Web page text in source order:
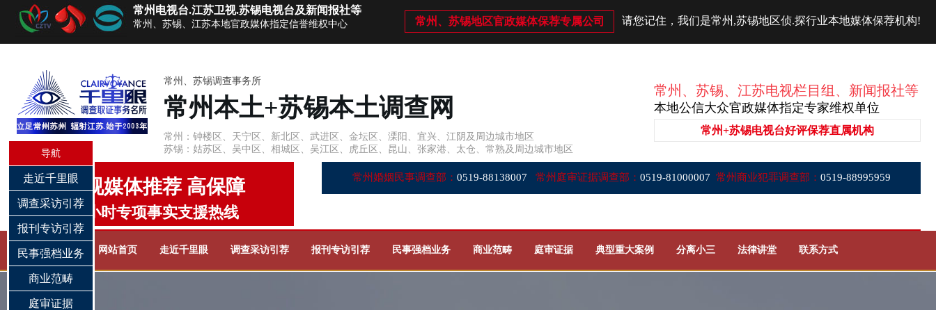
常州电视台.江苏卫视.苏锡电视台及新闻报社等
常州、苏锡、江苏本地官政媒体指定信誉维权中心 常州、苏锡地区官政媒体保荐专属公司 请您记住，我们是常州,苏锡地区侦.探行业本地媒体保荐机构!
常州、苏锡调查事务所
常州本土+苏锡本土调查网
常州：钟楼区、天宁区、新北区、武进区、金坛区、溧阳、宜兴、江阴及周边城市地区
苏锡：姑苏区、吴中区、相城区、吴江区、虎丘区、昆山、张家港、太仓、常熟及周边城市地区
常州、苏锡、江苏电视栏目组、新闻报社等
本地公信大众官政媒体指定专家维权单位
常州+苏锡电视台好评保荐直属机构
电视媒体推荐 高保障
24小时专项事实支援热线
常州婚姻民事调查部： 0519-88138007 常州庭审证据调查部： 0519-81000007 常州商业犯罪调查部： 0519-88995959
网站首页 走近千里眼 调查采访引荐 报刊专访引荐 民事强档业务 商业范畴 庭审证据 典型重大案例 分离小三 法律讲堂 联系方式
导航
走近千里眼
调查采访引荐
报刊专访引荐
民事强档业务
商业范畴
庭审证据